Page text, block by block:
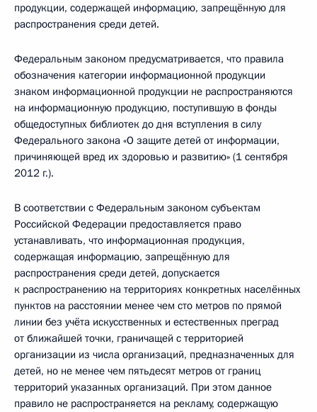
продукции, содержащей информацию, запрещённую для
распространения среди детей.
Федеральным законом предусматривается, что правила
обозначения категории информационной продукции
знаком информационной продукции не распространяются
на информационную продукцию, поступившую в фонды
общедоступных библиотек до дня вступления в силу
Федерального закона «О защите детей от информации,
причиняющей вред их здоровью и развитию» (1 сентября
2012 г.).
В соответствии с Федеральным законом субъектам
Российской Федерации предоставляется право
устанавливать, что информационная продукция,
содержащая информацию, запрещённую для
распространения среди детей, допускается
к распространению на территориях конкретных населённых
пунктов на расстоянии менее чем сто метров по прямой
линии без учёта искусственных и естественных преград
от ближайшей точки, граничащей с территорией
организации из числа организаций, предназначенных для
детей, но не менее чем пятьдесят метров от границ
территорий указанных организаций. При этом данное
правило не распространяется на рекламу, содержащую